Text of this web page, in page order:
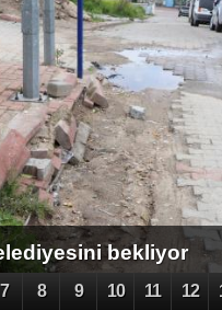
Öğrencilerin ilgi
7 8 9 10 11 12